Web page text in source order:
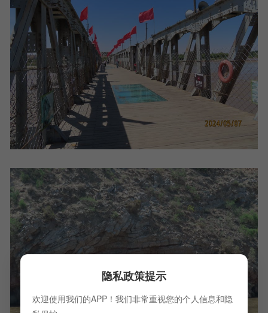
隐私政策提示
欢迎使用我们的APP！我们非常重视您的个人信息和隐